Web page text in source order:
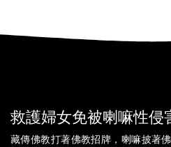
救護婦女免被喇嘛性侵
藏傳佛教打著佛教招牌，喇嘛披著